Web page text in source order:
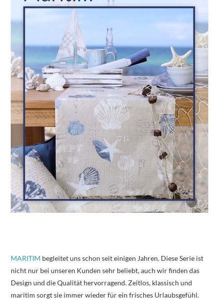
MARITIM begleitet uns schon seit einigen Jahren. Diese Serie ist
nicht nur bei unseren Kunden sehr beliebt, auch wir finden das
Design und die Qualität hervorragend. Zeitlos, klassisch und
maritim sorgt sie immer wieder für ein frisches Urlaubsgefühl.